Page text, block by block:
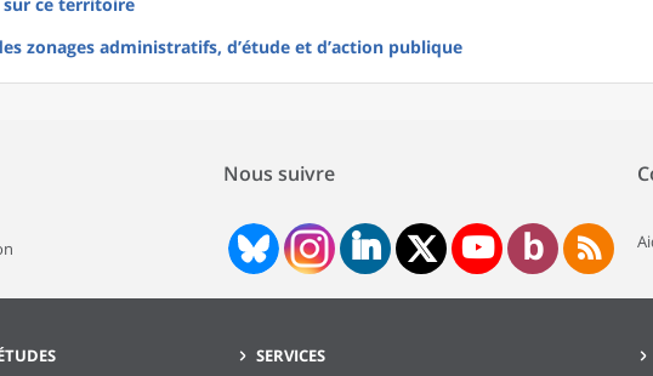
zonages administratifs, d’étude et d’action publique
Nous suivre
SERVICES